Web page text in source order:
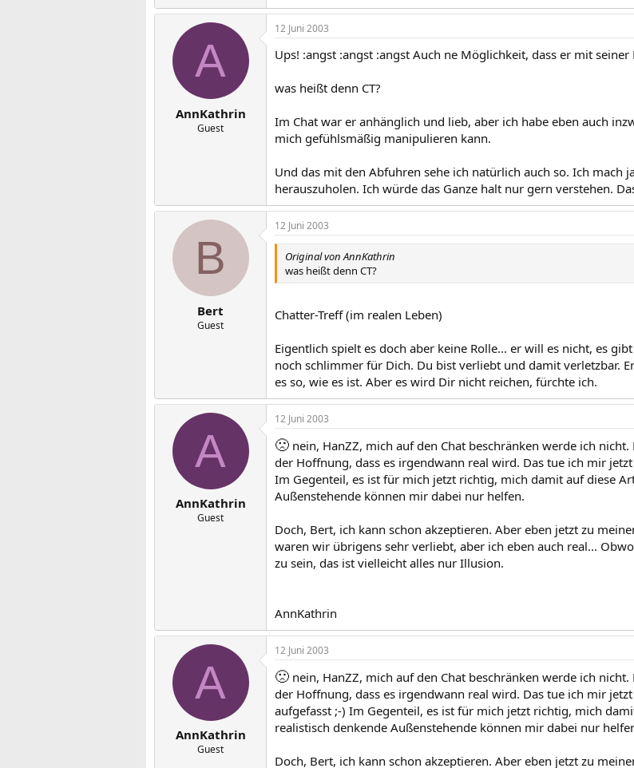
A
AnnKathrin
Guest
12 Juni 2003
Ups! :angst :angst :angst Auch ne Möglichkeit, dass er mit seiner
was heißt denn CT?
Im Chat war er anhänglich und lieb, aber ich habe eben auch
mich gefühlsmäßig manipulieren kann.
Und das mit den Abfuhren sehe ich natürlich auch so. Ich mach
herauszuholen. Ich würde das Ganze halt nur gern verstehen.
B
Bert
Guest
12 Juni 2003
Original von AnnKathrin
was heißt denn CT?
Chatter-Treff (im realen Leben)
Eigentlich spielt es doch aber keine Rolle... er will es nicht, es
noch schlimmer für Dich. Du bist verliebt und damit verletzbar.
es so, wie es ist. Aber es wird Dir nicht reichen, fürchte ich.
A
AnnKathrin
Guest
12 Juni 2003
🙁 nein, HanZZ, mich auf den Chat beschränken werde ich
der Hoffnung, dass es irgendwann real wird. Das tue ich mir
Im Gegenteil, es ist für mich jetzt richtig, mich damit auf diese
Außenstehende können mir dabei nur helfen.
Doch, Bert, ich kann schon akzeptieren. Aber eben jetzt zu
waren wir übrigens sehr verliebt, aber ich eben auch real...
zu sein, das ist vielleicht alles nur Illusion.
AnnKathrin
A
AnnKathrin
Guest
12 Juni 2003
🙁 nein, HanZZ, mich auf den Chat beschränken werde ich
der Hoffnung, dass es irgendwann real wird. Das tue ich mir
aufgefasst ;-) Im Gegenteil, es ist für mich jetzt richtig, mich
realistisch denkende Außenstehende können mir dabei nur
Doch, Bert, ich kann schon akzeptieren. Aber eben jetzt zu